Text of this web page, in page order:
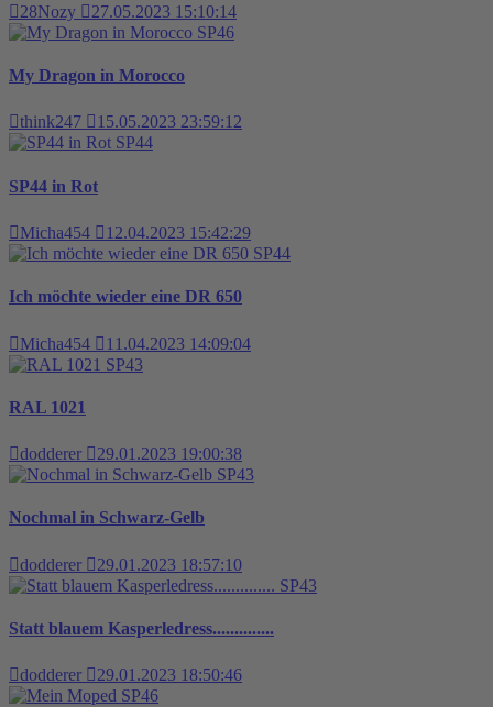
28Nozy
27.05.2023 15:10:14
SP46
My Dragon in Morocco
think247
15.05.2023 23:59:12
SP44
SP44 in Rot
Micha454
12.04.2023 15:42:29
SP44
Ich möchte wieder eine DR 650
Micha454
11.04.2023 14:09:04
SP43
RAL 1021
dodderer
29.01.2023 19:00:38
SP43
Nochmal in Schwarz-Gelb
dodderer
29.01.2023 18:57:10
SP43
Statt blauem Kasperledress..............
dodderer
29.01.2023 18:50:46
SP46